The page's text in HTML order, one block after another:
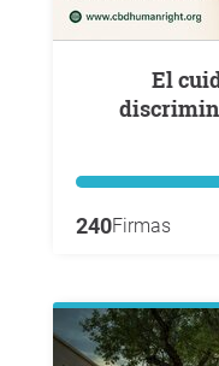
El cuidado antes que la
240Firmas